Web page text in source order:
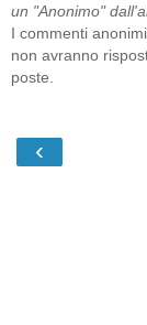
un "Anonimo"
I commenti
non avranno
poste.
‹